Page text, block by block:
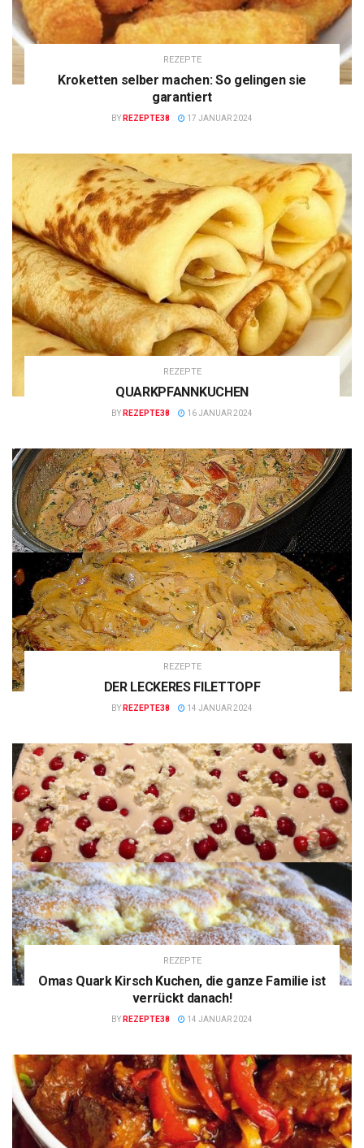
REZEPTE
Kroketten selber machen: So gelingen sie
garantiert
BY REZEPTE38 17 JANUAR 2024
REZEPTE
QUARKPFANNKUCHEN
BY REZEPTE38 16 JANUAR 2024
REZEPTE
DER LECKERES FILETTOPF
BY REZEPTE38 14 JANUAR 2024
REZEPTE
Omas Quark Kirsch Kuchen, die ganze Familie ist
verrückt danach!
BY REZEPTE38 14 JANUAR 2024